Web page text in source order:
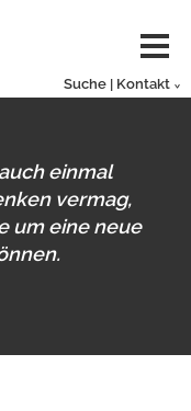
Suche | Kontakt
einmal
vermag,
um eine neue